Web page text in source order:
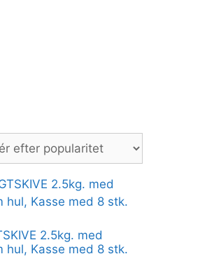
2.5kg. med
hul, Kasse med 8 stk.